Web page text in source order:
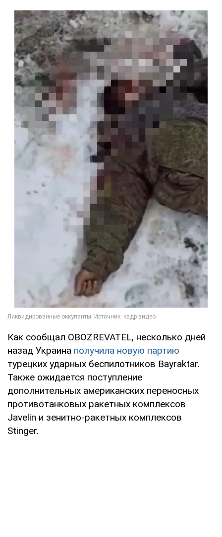
Как сообщал OBOZREVATEL, несколько дней
назад Украина получила новую партию
турецких ударных беспилотников Bayraktar.
Также ожидается поступление
дополнительных американских переносных
противотанковых ракетных комплексов
Javelin и зенитно-ракетных комплексов
Stinger.